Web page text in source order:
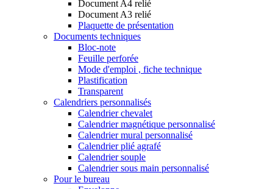
Document A4 relié
Document A3 relié
Plaquette de présentation
Documents techniques
Bloc-note
Feuille perforée
Mode d'emploi , fiche technique
Plastification
Transparent
Calendriers personnalisés
Calendrier chevalet
Calendrier magnétique personnalisé
Calendrier mural personnalisé
Calendrier plié agrafé
Calendrier souple
Calendrier sous main personnalisé
Pour le bureau